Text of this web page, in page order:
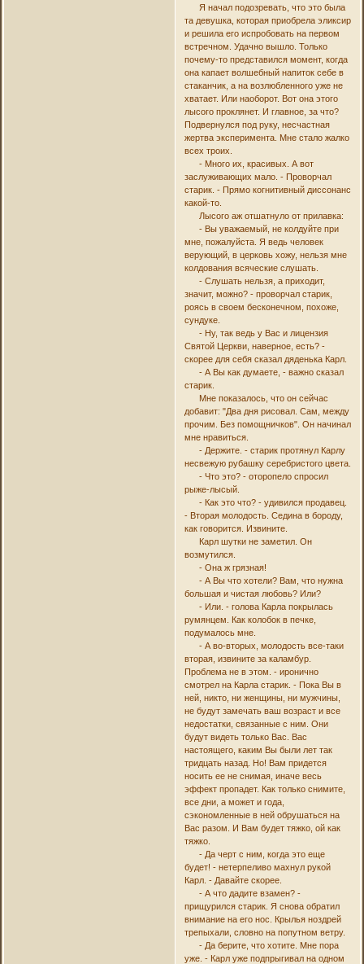
Я начал подозревать, что это была
та девушка, которая приобрела эликсир
и решила его испробовать на первом
встречном. Удачно вышло. Только
почему-то представился момент, когда
она капает волшебный напиток себе в
стаканчик, а на возлюбленного уже не
хватает. Или наоборот. Вот она этого
лысого проклянет. И главное, за что?
Подвернулся под руку, несчастная
жертва эксперимента. Мне стало жалко
всех троих.
- Много их, красивых. А вот
заслуживающих мало. - Проворчал
старик. - Прямо когнитивный диссонанс
какой-то.
Лысого аж отшатнуло от прилавка:
- Вы уважаемый, не колдуйте при
мне, пожалуйста. Я ведь человек
верующий, в церковь хожу, нельзя мне
колдования всяческие слушать.
- Слушать нельзя, а приходит,
значит, можно? - проворчал старик,
роясь в своем бесконечном, похоже,
сундуке.
- Ну, так ведь у Вас и лицензия
Святой Церкви, наверное, есть? -
скорее для себя сказал дяденька Карл.
- А Вы как думаете, - важно сказал
старик.
Мне показалось, что он сейчас
добавит: "Два дня рисовал. Сам, между
прочим. Без помощничков". Он начинал
мне нравиться.
- Держите. - старик протянул Карлу
несвежую рубашку серебристого цвета.
- Что это? - оторопело спросил
рыже-лысый.
- Как это что? - удивился продавец.
- Вторая молодость. Седина в бороду,
как говорится. Извините.
Карл шутки не заметил. Он
возмутился.
- Она ж грязная!
- А Вы что хотели? Вам, что нужна
большая и чистая любовь? Или?
- Или. - голова Карла покрылась
румянцем. Как колобок в печке,
подумалось мне.
- А во-вторых, молодость все-таки
вторая, извините за каламбур.
Проблема не в этом. - иронично
смотрел на Карла старик. - Пока Вы в
ней, никто, ни женщины, ни мужчины,
не будут замечать ваш возраст и все
недостатки, связанные с ним. Они
будут видеть только Вас. Вас
настоящего, каким Вы были лет так
тридцать назад. Но! Вам придется
носить ее не снимая, иначе весь
эффект пропадет. Как только снимите,
все дни, а может и года,
сэкономленные в ней обрушаться на
Вас разом. И Вам будет тяжко, ой как
тяжко.
- Да черт с ним, когда это еще
будет! - нетерпеливо махнул рукой
Карл. - Давайте скорее.
- А что дадите взамен? -
прищурился старик. Я снова обратил
внимание на его нос. Крылья ноздрей
трепыхали, словно на попутном ветру.
- Да берите, что хотите. Мне пора
уже. - Карл уже подпрыгивал на одном